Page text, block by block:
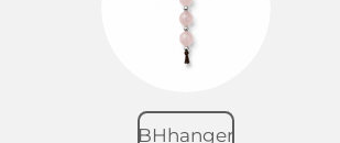
BHhanger